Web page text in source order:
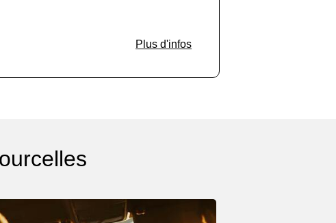
Plus d'infos